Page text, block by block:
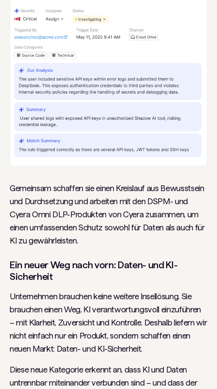
Gemeinsam schaffen sie einen Kreislauf aus Bewusstsein
und Durchsetzung und arbeiten mit den DSPM- und
Cyera Omni DLP-Produkten von Cyera zusammen, um
einen umfassenden Schutz sowohl für Daten als auch für
KI zu gewährleisten.
Ein neuer Weg nach vorn: Daten- und KI-
Sicherheit
Unternehmen brauchen keine weitere Insellösung. Sie
brauchen einen Weg, KI verantwortungsvoll einzuführen
– mit Klarheit, Zuversicht und Kontrolle. Deshalb liefern wir
nicht einfach nur ein Produkt, sondern schaffen einen
neuen Markt: Daten- und KI-Sicherheit.
Diese neue Kategorie erkennt an, dass KI und Daten
untrennbar miteinander verbunden sind – und dass der